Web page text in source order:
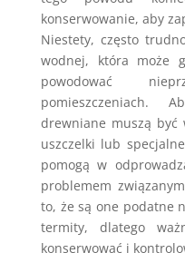
konserwowanie, aby
Niestety, często
wodnej, która może
powodować
pomieszczeniach.
drewniane muszą być
uszczelki lub
pomogą w
problemem
to, że są one podatne
termity, dlatego
konserwować i